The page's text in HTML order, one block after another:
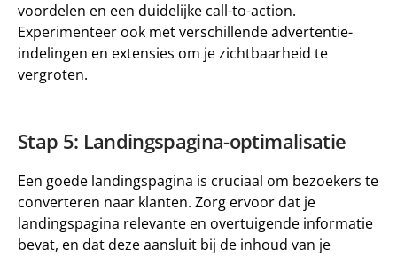
voordelen en een duidelijke call-to-action.
Experimenteer ook met verschillende advertentie-
indelingen en extensies om je zichtbaarheid te
vergroten.
Stap 5: Landingspagina-optimalisatie
Een goede landingspagina is cruciaal om bezoekers te
converteren naar klanten. Zorg ervoor dat je
landingspagina relevante en overtuigende informatie
bevat, en dat deze aansluit bij de inhoud van je